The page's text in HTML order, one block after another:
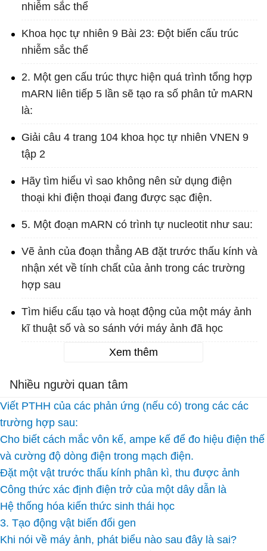
nhiễm sắc thể
Khoa học tự nhiên 9 Bài 23: Đột biến cấu trúc
nhiễm sắc thể
2. Một gen cấu trúc thực hiện quá trình tổng hợp
mARN liên tiếp 5 lần sẽ tạo ra số phân tử mARN
là:
Giải câu 4 trang 104 khoa học tự nhiên VNEN 9
tập 2
Hãy tìm hiểu vì sao không nên sử dụng điện
thoại khi điện thoại đang được sạc điện.
5. Một đoạn mARN có trình tự nucleotit như sau:
Vẽ ảnh của đoạn thẳng AB đặt trước thấu kính và
nhận xét về tính chất của ảnh trong các trường
hợp sau
Tìm hiểu cấu tạo và hoạt động của một máy ảnh
kĩ thuật số và so sánh với máy ảnh đã học
Xem thêm
Nhiều người quan tâm
Viết PTHH của các phản ứng (nếu có) trong các các
trường hợp sau:
Cho biết cách mắc vôn kế, ampe kế để đo hiệu điện thế
và cường độ dòng điện trong mạch điện.
Đặt một vật trước thấu kính phân kì, thu được ảnh
Công thức xác định điện trở của một dây dẫn là
Hệ thống hóa kiến thức sinh thái học
3. Tạo động vật biến đổi gen
Khi nói về máy ảnh, phát biểu nào sau đây là sai?